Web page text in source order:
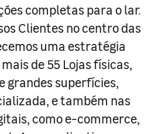
completas para o lar.
Clientes no centro das
uma estratégia
de 55 Lojas físicas,
grandes superfícies,
e também nas
como e-commerce,